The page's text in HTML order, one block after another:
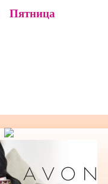
Пятница